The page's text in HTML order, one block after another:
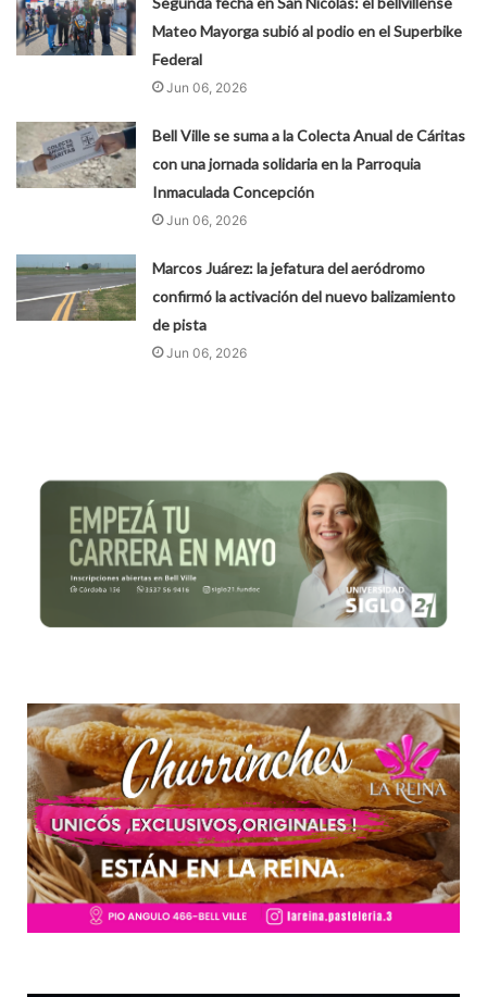
Mateo Mayorga subió al podio en el Superbike
Federal
Jun 06, 2026
Bell Ville se suma a la Colecta Anual de Cáritas
con una jornada solidaria en la Parroquia
Inmaculada Concepción
Jun 06, 2026
Marcos Juárez: la jefatura del aeródromo
confirmó la activación del nuevo balizamiento
de pista
Jun 06, 2026